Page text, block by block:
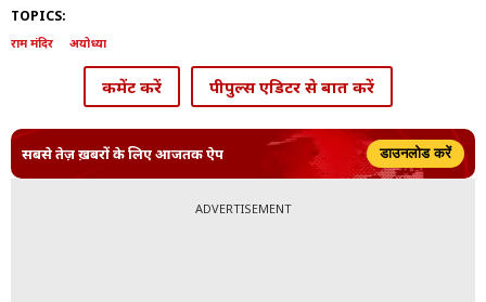
TOPICS:
राम मंदिर अयोध्या
कमेंट करें पीपुल्स एडिटर से बात करें
सबसे तेज़ ख़बरों के लिए आजतक ऐप डाउनलोड करें
ADVERTISEMENT